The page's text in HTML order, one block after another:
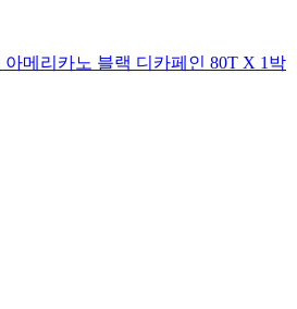
메리카노 블랙 디카페인 80T X 1박